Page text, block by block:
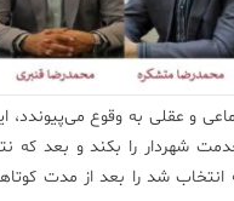
و عقلی به وقوع می‌پیوندد،
شهردار را بکند و بعد که
شد را بعد از مدت